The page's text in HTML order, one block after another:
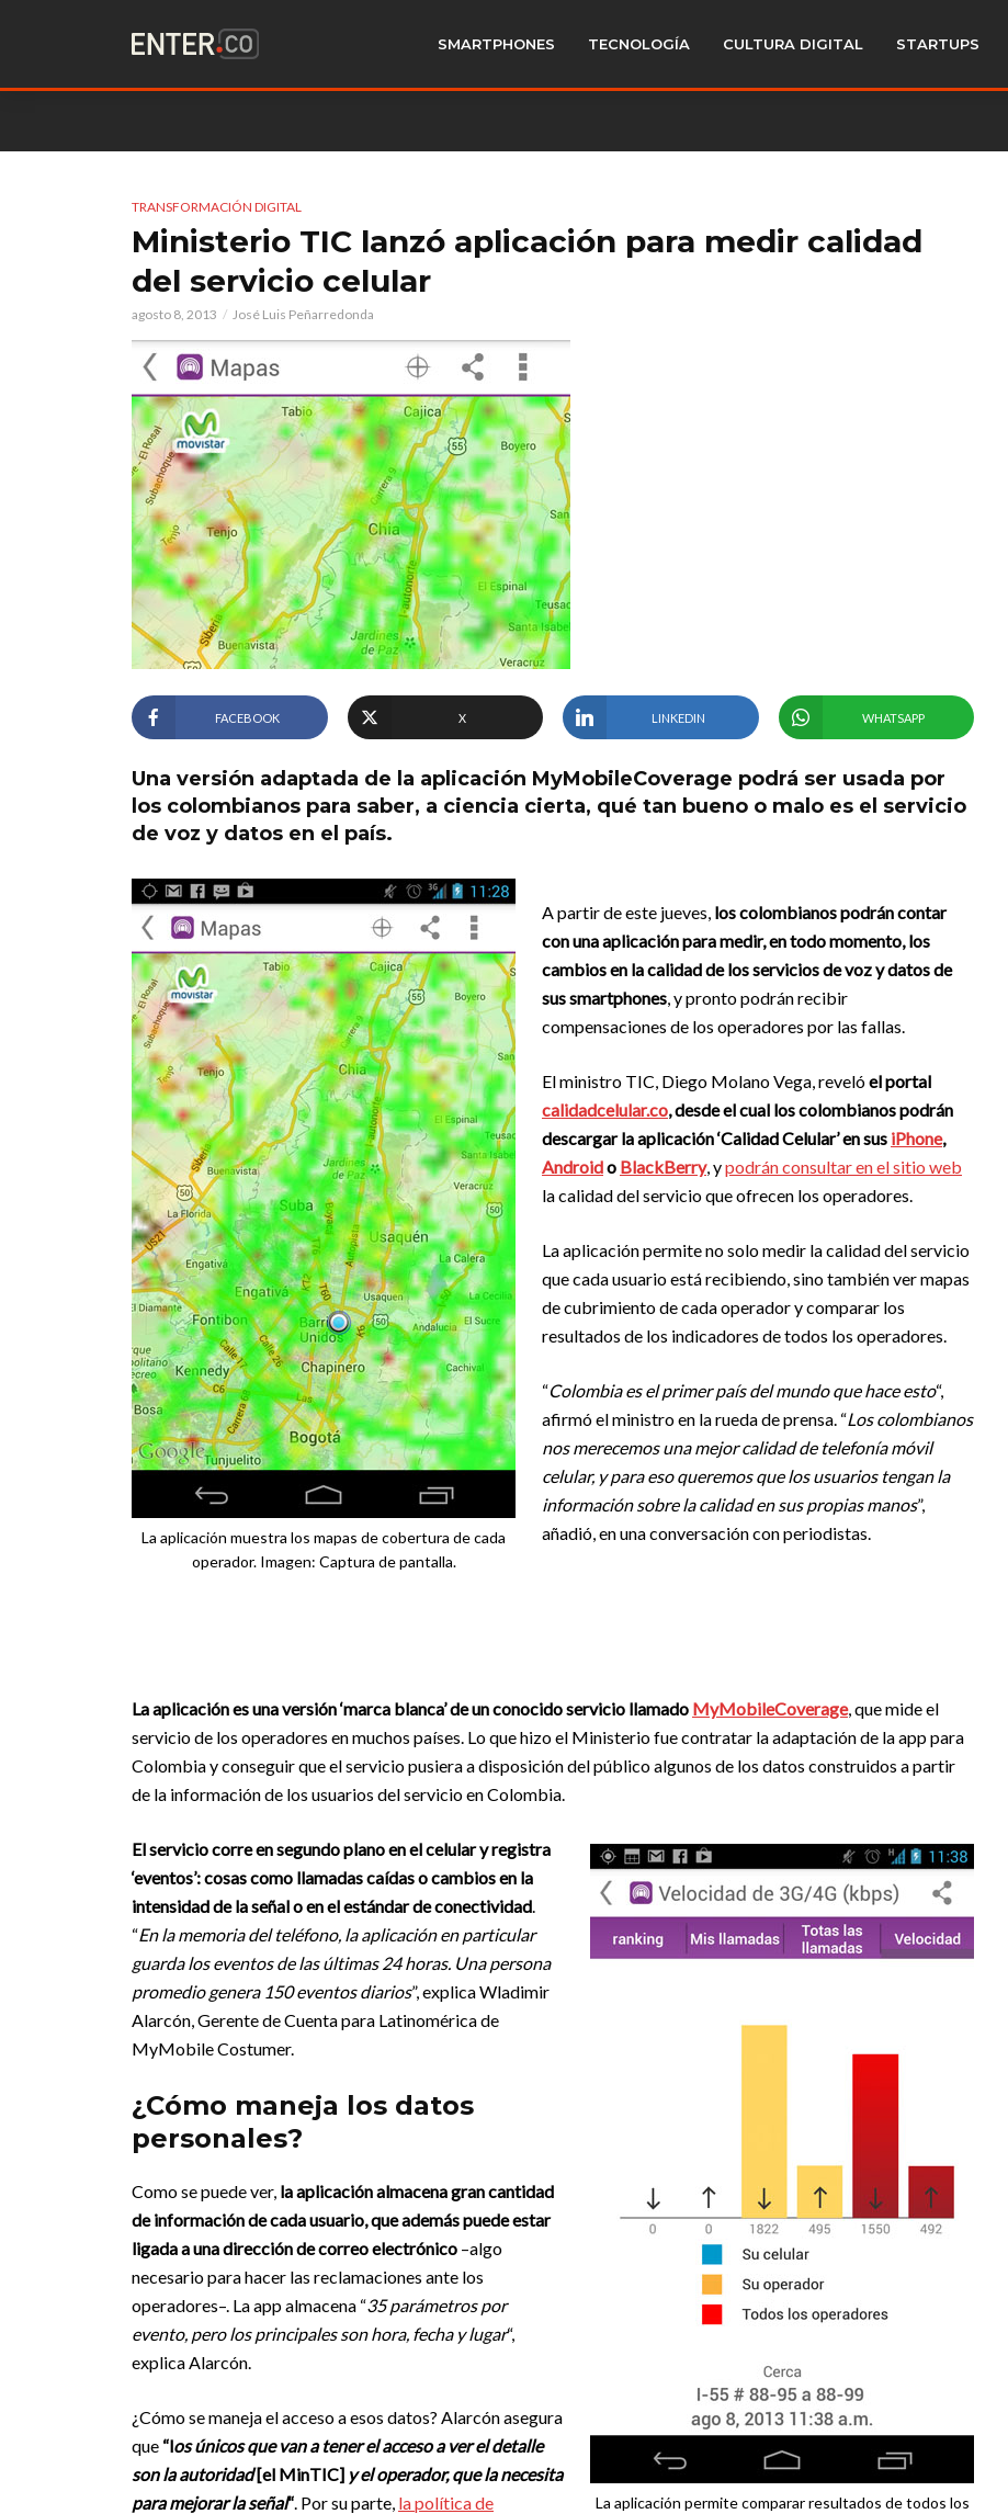
SMARTPHONES TECNOLOGÍA CULTURA DIGITAL STARTUPS
TRANSFORMACIÓN DIGITAL
Ministerio TIC lanzó aplicación para medir calidad
del servicio celular
agosto 8, 2013 José Luis Peñarredonda
FACEBOOK X LINKEDIN WHATSAPP
Una versión adaptada de la aplicación MyMobileCoverage podrá ser usada por
los colombianos para saber, a ciencia cierta, qué tan bueno o malo es el servicio
de voz y datos en el país.
La aplicación muestra los mapas de cobertura de cada
operador. Imagen: Captura de pantalla.
A partir de este jueves, los colombianos podrán contar
con una aplicación para medir, en todo momento, los
cambios en la calidad de los servicios de voz y datos de
sus smartphones, y pronto podrán recibir
compensaciones de los operadores por las fallas.
El ministro TIC, Diego Molano Vega, revelóel portal
calidadcelular.co, desde el cual los colombianos podrán
descargar la aplicación ‘Calidad Celular’ en sus iPhone,
Androido BlackBerry, ypodrán consultar en el sitio web
la calidad del servicio que ofrecen los operadores.
La aplicación permite no solo medir la calidad del servicio
que cada usuario está recibiendo, sino también ver mapas
de cubrimiento de cada operador y comparar los
resultados de los indicadores de todos los operadores.
“Colombia es el primer país del mundo que hace esto“,
afirmó el ministro en la rueda de prensa. “Los colombianos
nos merecemos una mejor calidad de telefonía móvil
celular, y para eso queremos que los usuarios tengan la
información sobre la calidad en sus propias manos”,
añadió, en una conversación con periodistas.
La aplicación es una versión ‘marca blanca’ de un conocido servicio llamado MyMobileCoverage, que mide el
servicio de los operadores en muchos países. Lo que hizo el Ministerio fue contratar la adaptación de la app para
Colombia y conseguir que el servicio pusiera a disposición del público algunos de los datos construidos a partir
de la información de los usuarios del servicio en Colombia.
La aplicación permite comparar resultados de todos los
El servicio corre en segundo plano en el celular y registra
‘eventos’: cosas como llamadas caídas o cambios en la
intensidad de la señal o en el estándar de conectividad.
“En la memoria del teléfono, la aplicación en particular
guarda los eventos de las últimas 24 horas. Una persona
promedio genera 150 eventos diarios”, explica Wladimir
Alarcón, Gerente de Cuenta para Latinomérica de
MyMobile Costumer.
¿Cómo maneja los datos
personales?
Como se puede ver, la aplicación almacena gran cantidad
de información de cada usuario, que además puede estar
ligada a una dirección de correo electrónico –algo
necesario para hacer las reclamaciones ante los
operadores–. La app almacena “35 parámetros por
evento, pero los principales son hora, fecha y lugar“,
explica Alarcón.
¿Cómo se maneja el acceso a esos datos? Alarcón asegura
que “los únicos que van a tener el acceso a ver el detalle
son la autoridad[el MinTIC] y el operador, que la necesita
para mejorar la señal“. Por su parte, la política de